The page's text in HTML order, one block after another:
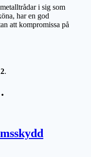
i sig som
har en god
att kompromissa på
.